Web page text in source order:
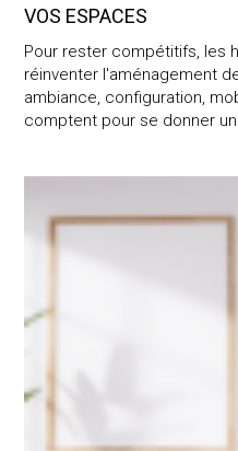
VOS ESPACES
Pour rester compétitifs, les
réinventer l'aménagement
ambiance, configuration,
comptent pour se donner